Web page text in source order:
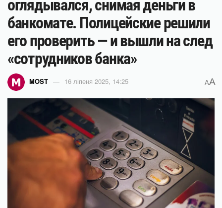
оглядывался, снимая деньги в
банкомате. Полицейские решили
его проверить — и вышли на след
«сотрудников банка»
MOST 16 ліпеня 2025, 14:25 AA